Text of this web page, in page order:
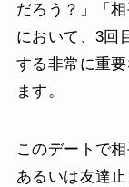
だろう？」「
において、3回
する非常に重
ます。
このデートで
あるいは友達